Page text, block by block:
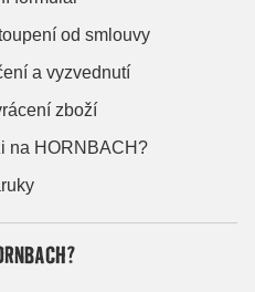
od smlouvy
a vyzvednutí
zboží
na HORNBACH?